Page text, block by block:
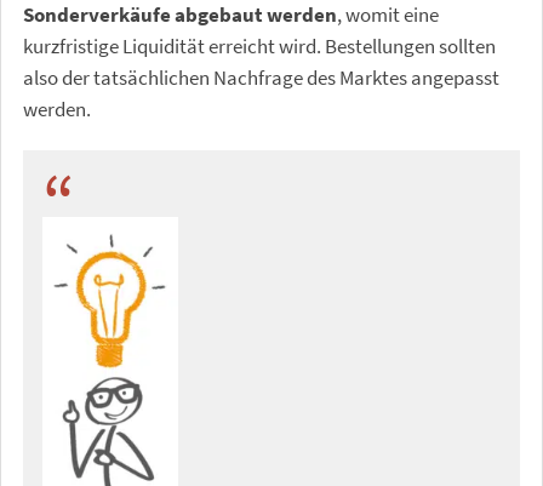
Sonderverkäufe abgebaut werden, womit eine
kurzfristige Liquidität erreicht wird. Bestellungen sollten
also der tatsächlichen Nachfrage des Marktes angepasst
werden.